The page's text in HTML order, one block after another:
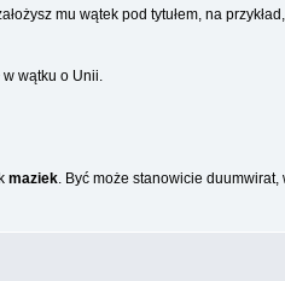
mu wątek pod tytułem, na
w wątku o Unii.
maziek. Być może stanowicie